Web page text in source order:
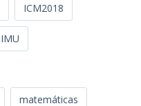
ICM2018
IMU
matemáticas